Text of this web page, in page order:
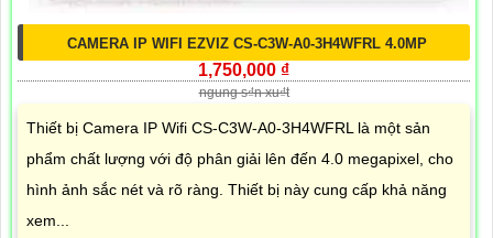
CAMERA IP WIFI EZVIZ CS-C3W-A0-3H4WFRL 4.0MP
1,750,000 ₫
ngung s₫n xu₫t
Thiết bị Camera IP Wifi CS-C3W-A0-3H4WFRL là một sản
phẩm chất lượng với độ phân giải lên đến 4.0 megapixel, cho
hình ảnh sắc nét và rõ ràng. Thiết bị này cung cấp khả năng
xem...